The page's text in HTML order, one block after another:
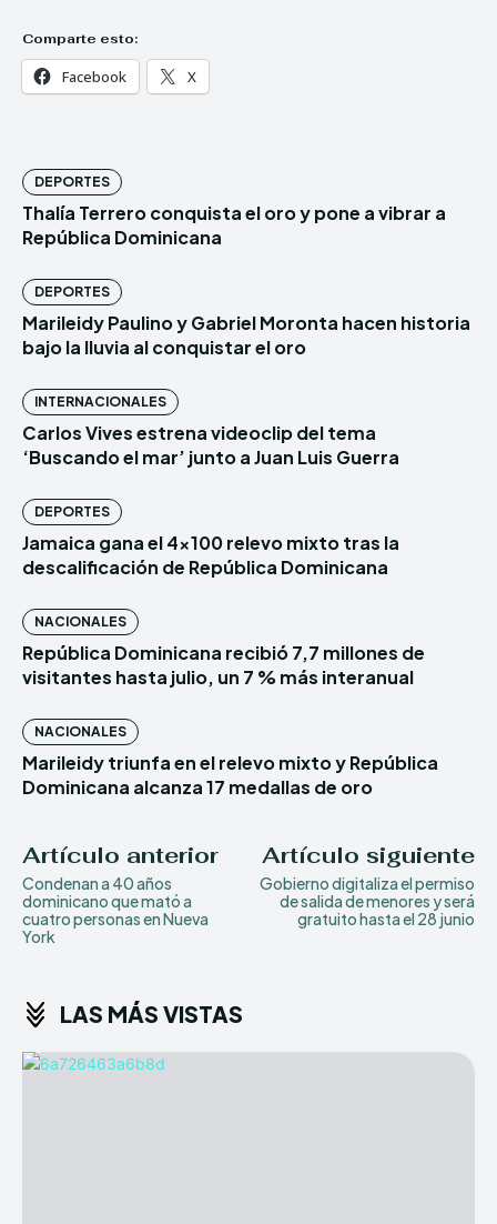
Comparte esto:
Facebook X
DEPORTES
Thalía Terrero conquista el oro y pone a vibrar a
República Dominicana
DEPORTES
Marileidy Paulino y Gabriel Moronta hacen historia
bajo la lluvia al conquistar el oro
INTERNACIONALES
Carlos Vives estrena videoclip del tema
‘Buscando el mar’ junto a Juan Luis Guerra
DEPORTES
Jamaica gana el 4×100 relevo mixto tras la
descalificación de República Dominicana
NACIONALES
República Dominicana recibió 7,7 millones de
visitantes hasta julio, un 7 % más interanual
NACIONALES
Marileidy triunfa en el relevo mixto y República
Dominicana alcanza 17 medallas de oro
Artículo anterior
Condenan a 40 años
dominicano que mató a
cuatro personas en Nueva
York
Artículo siguiente
Gobierno digitaliza el permiso
de salida de menores y será
gratuito hasta el 28 junio
LAS MÁS VISTAS